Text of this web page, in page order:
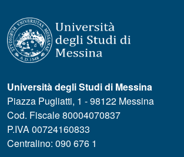
Università degli Studi di Messina
Piazza Pugliatti, 1 - 98122 Messina
Cod. Fiscale 80004070837
P.IVA 00724160833
Centralino: 090 676 1